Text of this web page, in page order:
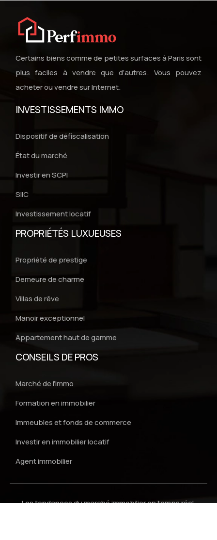
Certains biens comme de petites surfaces à Paris sont
plus faciles à vendre que d’autres. Vous pouvez
acheter ou vendre sur Internet.
INVESTISSEMENTS IMMO
Dispositif de défiscalisation
État du marché
Investir en SCPI
SIIC
Investissement locatif
PROPRIÉTÉS LUXUEUSES
Propriété de prestige
Demeure de charme
Villas de rêve
Manoir exceptionnel
Appartement haut de gamme
CONSEILS DE PROS
Marché de l’immo
Formation en immobilier
Immeubles et fonds de commerce
Investir en immobilier locatif
Agent immobilier
Les tendances du marché immobilier en temps réel.